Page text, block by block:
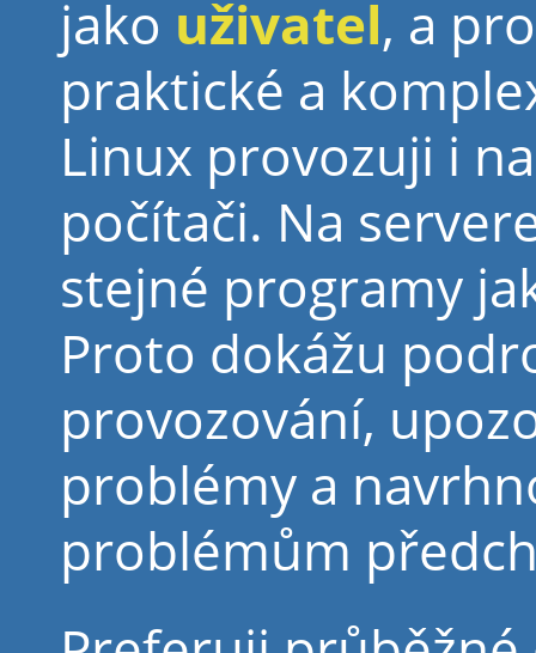
jako uživatel, a
praktické a
Linux provozuji i
počítači. Na
stejné programy
Proto dokážu
provozování,
problémy a
problémům